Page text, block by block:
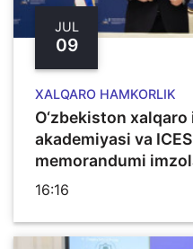
JUL
09
XALQARO HAMKORLIK
O‘zbekiston
akademiyasi va
memorandumi
16:16